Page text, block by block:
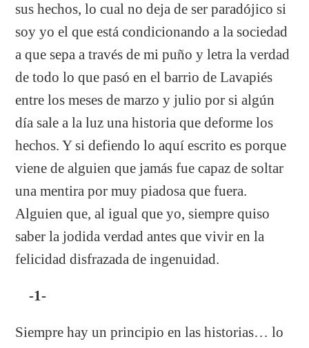
sus hechos, lo cual no deja de ser paradójico si
soy yo el que está condicionando a la sociedad
a que sepa a través de mi puño y letra la verdad
de todo lo que pasó en el barrio de Lavapiés
entre los meses de marzo y julio por si algún
día sale a la luz una historia que deforme los
hechos. Y si defiendo lo aquí escrito es porque
viene de alguien que jamás fue capaz de soltar
una mentira por muy piadosa que fuera.
Alguien que, al igual que yo, siempre quiso
saber la jodida verdad antes que vivir en la
felicidad disfrazada de ingenuidad.
-1-
Siempre hay un principio en las historias… lo